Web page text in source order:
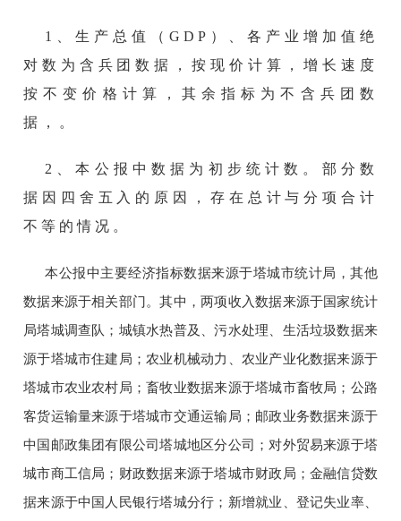
1、 生产总值（ GDP）、各产业增加值绝
对数为含兵团数据，按现价计算，增长速度
按不变价格计算，其余指标为不含兵团数
据，
。
2、本公报中数据为初步统计数。部分数
据因四舍五入的原因，存在总计与分项合计
不等的情况 。
本公报中主要经济指标数据来源于塔城市统计局，其他
数据来源于相关部门。其中，两项收入数据来源于国家统计
局塔城调查队；城镇水热普及、污水处理、生活垃圾数据来
源于塔城市住建局；农业机械动力、农业产业化数据来源于
塔城市农业农村局；畜牧业数据来源于塔城市畜牧局；公路
客货运输量来源于塔城市交通运输局；邮政业务数据来源于
中国邮政集团有限公司塔城地区分公司；对外贸易来源于塔
城市商工信局；财政数据来源于塔城市财政局；金融信贷数
据来源于中国人民银行塔城分行；新增就业、登记失业率、